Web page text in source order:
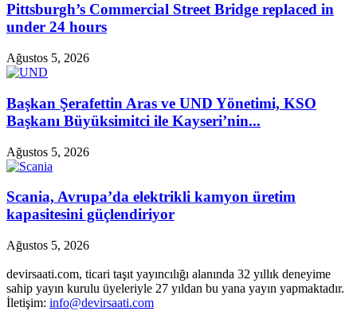
Pittsburgh’s Commercial Street Bridge replaced in
under 24 hours
Ağustos 5, 2026
Başkan Şerafettin Aras ve UND Yönetimi, KSO
Başkanı Büyüksimitci ile Kayseri’nin...
Ağustos 5, 2026
Scania, Avrupa’da elektrikli kamyon üretim
kapasitesini güçlendiriyor
Ağustos 5, 2026
devirsaati.com, ticari taşıt yayıncılığı alanında 32 yıllık deneyime
sahip yayın kurulu üyeleriyle 27 yıldan bu yana yayın yapmaktadır.
İletişim: info@devirsaati.com